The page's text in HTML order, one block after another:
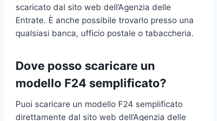
scaricato dal sito web dell’Agenzia delle
Entrate. È anche possibile trovarlo presso una
qualsiasi banca, ufficio postale o tabaccheria.
Dove posso scaricare un
modello F24 semplificato?
Puoi scaricare un modello F24 semplificato
direttamente dal sito web dell’Agenzia delle